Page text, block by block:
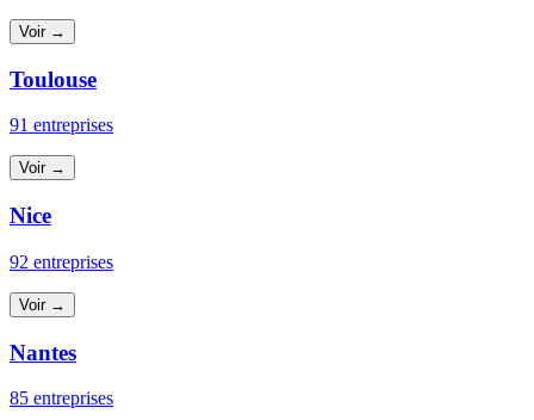
Voir →
Toulouse
91 entreprises
Voir →
Nice
92 entreprises
Voir →
Nantes
85 entreprises